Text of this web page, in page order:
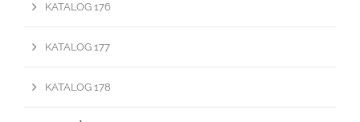
KATALOG 176
KATALOG 177
KATALOG 178